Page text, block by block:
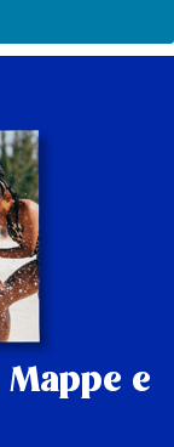
Mappe e